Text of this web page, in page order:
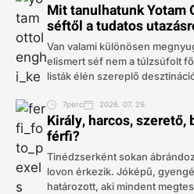
Mit tanulhatunk Yotam
séftől a tudatos
Van valami különösen
elismert séf nem a túlzsúfolt
listák élén szereplő
7perc 2026. 07. 29.
Király, harcos,
férfi?
Tinédzserként sokan
lovon érkezik. Jóképű,
határozott, aki mindent